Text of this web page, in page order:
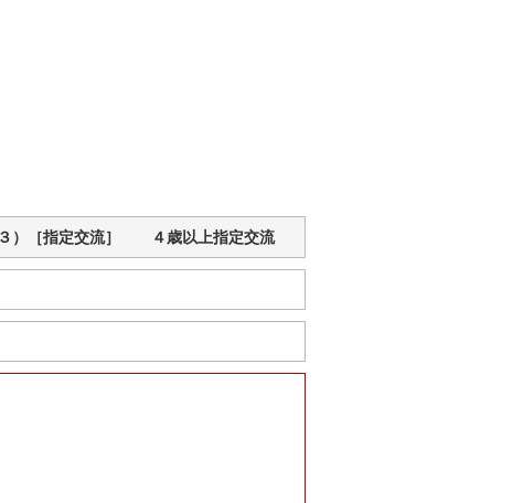
３）［指定交流］ ４歳以上指定交流